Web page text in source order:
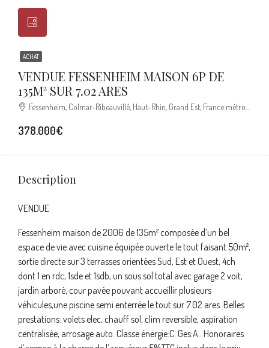
ACHAT
VENDUE FESSENHEIM MAISON 6P DE
135M² SUR 7.02 ARES
Fessenheim, Colmar-Ribeauvillé, Haut-Rhin, Grand Est, France métropolitaine, 68740, France
378.000€
Description
VENDUE
Fessenheim maison de 2006 de 135m² composée d’un bel
espace de vie avec cuisine équipée ouverte le tout faisant 50m²,
sortie directe sur 3 terrasses orientées Sud, Est et Ouest, 4ch
dont 1 en rdc, 1sde et 1sdb, un sous sol total avec garage 2 voit,
jardin arboré, cour pavée pouvant accueillir plusieurs
véhicules,une piscine semi enterrée le tout sur 7.02 ares. Belles
prestations: volets elec, chauff sol, clim reversible, aspiration
centralisée, arrosage auto. Classe énergie:C. Ges:A.. Honoraires